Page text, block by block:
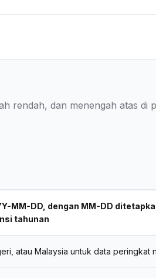
rendah, dan menengah atas di
MM-DD, dengan MM-DD
tahunan
atau Malaysia untuk data peringkat